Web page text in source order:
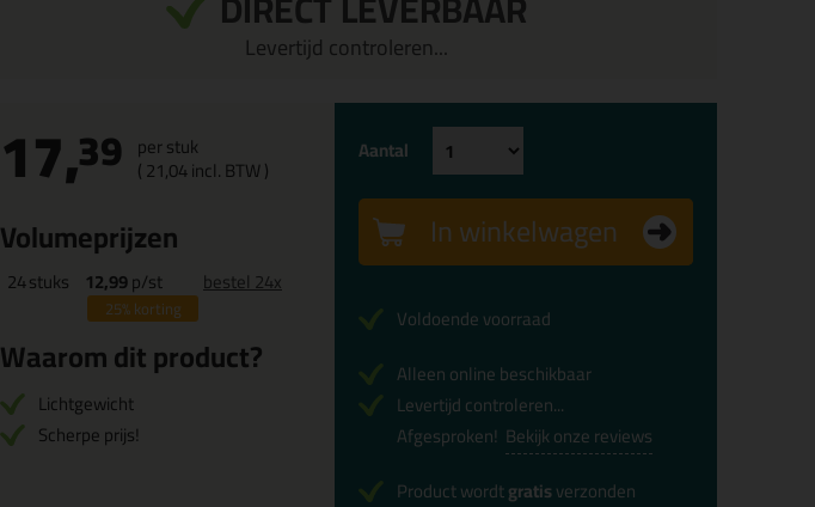
Levertijd controleren...
17,39 per stuk
(21,04incl. BTW )
Volumeprijzen
24stuks 12,99p/st
25%korting
bestel 24x
Waarom dit product?
Lichtgewicht
Scherpe prijs!
Aantal
In winkelwagen
Voldoende voorraad
Alleen online beschikbaar
Levertijd controleren...
Afgesproken! Bekijk onze reviews
Product wordtgratisverzonden